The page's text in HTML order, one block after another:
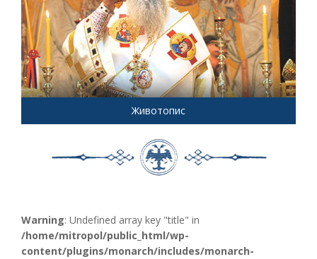
Животопис
Warning: Undefined array key "title" in
/home/mitropol/public_html/wp-
content/plugins/monarch/includes/monarch-